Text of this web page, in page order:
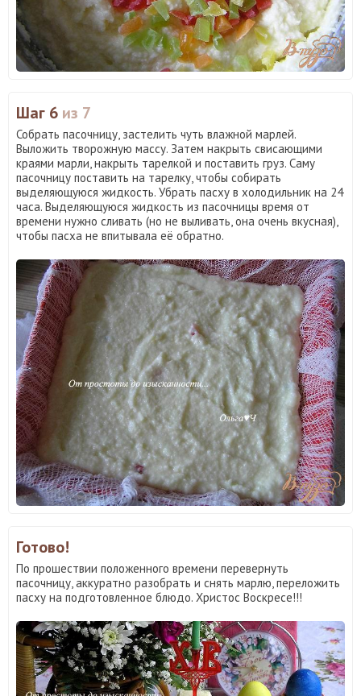
Шаг 6 из 7
Собрать пасочницу, застелить чуть влажной марлей.
Выложить творожную массу. Затем накрыть свисающими
краями марли, накрыть тарелкой и поставить груз. Саму
пасочницу поставить на тарелку, чтобы собирать
выделяющуюся жидкость. Убрать пасху в холодильник на 24
часа. Выделяющуюся жидкость из пасочницы время от
времени нужно сливать (но не выливать, она очень вкусная),
чтобы пасха не впитывала её обратно.
Готово!
По прошествии положенного времени перевернуть
пасочницу, аккуратно разобрать и снять марлю, переложить
пасху на подготовленное блюдо. Христос Воскресе!!!